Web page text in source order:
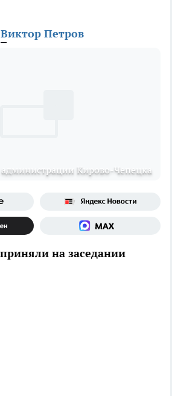
Виктор Петров
администрации Кирово-Чепецка
на заседании